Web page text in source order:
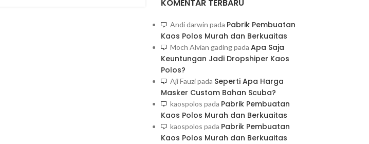
KOMENTAR TERBARU
Andi darwin pada Pabrik Pembuatan
Kaos Polos Murah dan Berkuaitas
Moch Alvian gadingpada Apa Saja
Keuntungan Jadi Dropshiper Kaos
Polos?
Aji Fauzipada Seperti Apa Harga
Masker Custom Bahan Scuba?
kaospolos pada Pabrik Pembuatan
Kaos Polos Murah dan Berkuaitas
kaospolos pada Pabrik Pembuatan
Kaos Polos Murah dan Berkuaitas